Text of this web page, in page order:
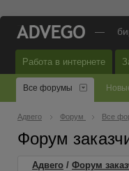
—
Работа в интернете
Все форумы
Адвего Форум Все
Форум
Адвего / Форум